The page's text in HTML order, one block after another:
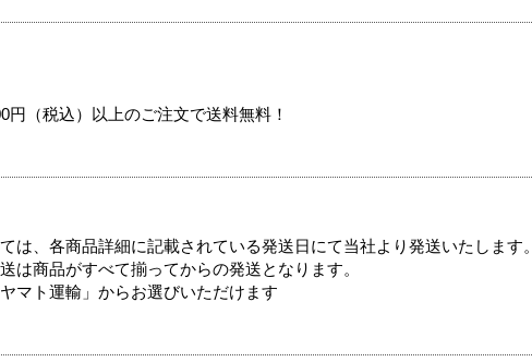
（税込）以上のご注文で送料無料！
は、各商品詳細に記載されている発送日にて当社より発送いたします。
は商品がすべて揃ってからの発送となります。
マト運輸」からお選びいただけます